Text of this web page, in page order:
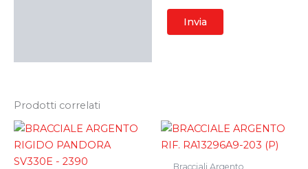
Prodotti correlati
Bracciali Argento